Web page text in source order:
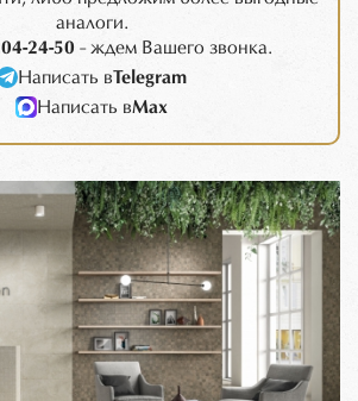
аналоги.
24-50 - ждем Вашего звонка.
Написать вTelegram
Написать вMax